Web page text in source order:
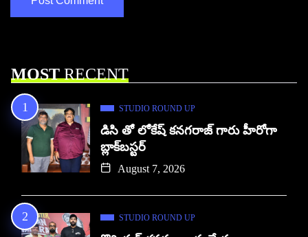
MOSTRECENT
STUDIO ROUND UP
డిసి తో లోకేష్ కనగరాజ్ గారు హీరోగా
బ్లాక్‌బస్టర్
August 7, 2026
STUDIO ROUND UP